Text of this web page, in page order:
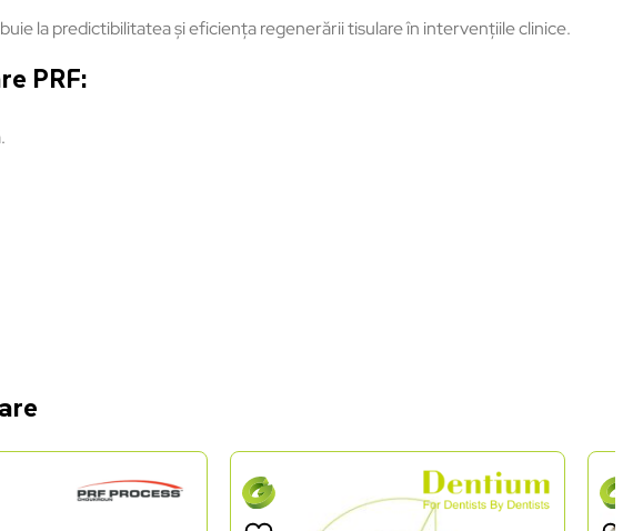
la predictibilitatea și eficiența regenerării tisulare în intervențiile clinice.
PRF: